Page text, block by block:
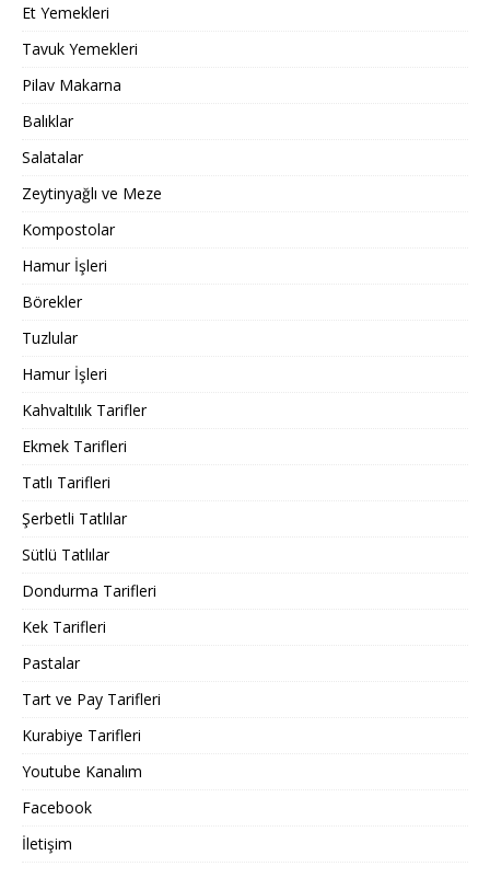
Et Yemekleri
Tavuk Yemekleri
Pilav Makarna
Balıklar
Salatalar
Zeytinyağlı ve Meze
Kompostolar
Hamur İşleri
Börekler
Tuzlular
Hamur İşleri
Kahvaltılık Tarifler
Ekmek Tarifleri
Tatlı Tarifleri
Şerbetli Tatlılar
Sütlü Tatlılar
Dondurma Tarifleri
Kek Tarifleri
Pastalar
Tart ve Pay Tarifleri
Kurabiye Tarifleri
Youtube Kanalım
Facebook
İletişim